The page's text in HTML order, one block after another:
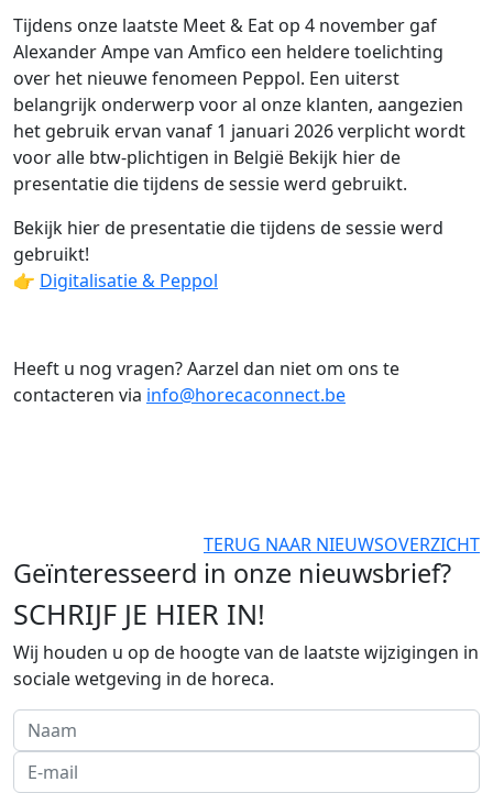
Tijdens onze laatste Meet & Eat op 4 november gaf
Alexander Ampe van Amfico een heldere toelichting
over het nieuwe fenomeen Peppol. Een uiterst
belangrijk onderwerp voor al onze klanten, aangezien
het gebruik ervan vanaf 1 januari 2026 verplicht wordt
voor alle btw-plichtigen in België Bekijk hier de
presentatie die tijdens de sessie werd gebruikt.
Bekijk hier de presentatie die tijdens de sessie werd
gebruikt!
👉 Digitalisatie & Peppol
Heeft u nog vragen? Aarzel dan niet om ons te
contacteren via info@horecaconnect.be
TERUG NAAR NIEUWSOVERZICHT
Geïnteresseerd in onze nieuwsbrief?
SCHRIJF JE HIER IN!
Wij houden u op de hoogte van de laatste wijzigingen in
sociale wetgeving in de horeca.